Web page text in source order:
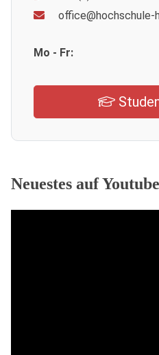
office@hochschule-
Mo - Fr:
Neuestes auf Youtube